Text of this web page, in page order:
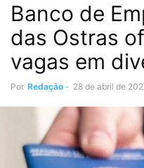
Banco de
das Ostras
vagas em
Por Redação - 28 de abril de